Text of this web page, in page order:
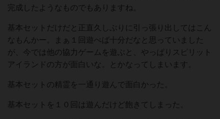
完成したようなものでもありますね。
基本セットだけだと正直久しぶりに引っ張り出してはこん
なもんかー。まぁ１回遊べば十分だなと思っていました
が、今では他の協力ゲームを遊ぶと、やっぱりスピリット
アイランドの方が面白いな。とかなってしまいます。
基本セットの精霊を一通り遊んで面白かった。
基本セットを１０回は遊んだけど飽きてしまった。